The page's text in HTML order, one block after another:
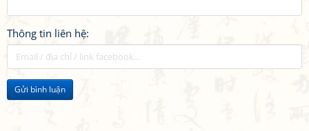
Thông tin liên hệ:
Gửi bình luận